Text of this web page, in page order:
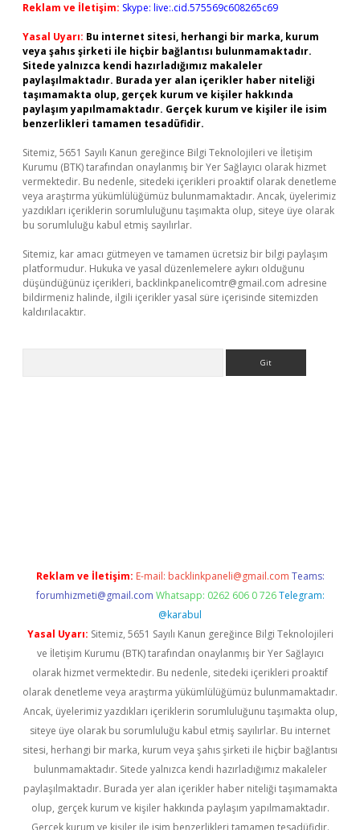
Reklam ve İletişim: Skype: live:.cid.575569c608265c69
Yasal Uyarı: Bu internet sitesi, herhangi bir marka, kurum
veya şahıs şirketi ile hiçbir bağlantısı bulunmamaktadır.
Sitede yalnızca kendi hazırladığımız makaleler
paylaşılmaktadır. Burada yer alan içerikler haber niteliği
taşımamakta olup, gerçek kurum ve kişiler hakkında
paylaşım yapılmamaktadır. Gerçek kurum ve kişiler ile isim
benzerlikleri tamamen tesadüfidir.
Sitemiz, 5651 Sayılı Kanun gereğince Bilgi Teknolojileri ve İletişim
Kurumu (BTK) tarafından onaylanmış bir Yer Sağlayıcı olarak hizmet
vermektedir. Bu nedenle, sitedeki içerikleri proaktif olarak denetleme
veya araştırma yükümlülüğümüz bulunmamaktadır. Ancak, üyelerimiz
yazdıkları içeriklerin sorumluluğunu taşımakta olup, siteye üye olarak
bu sorumluluğu kabul etmiş sayılırlar.
Sitemiz, kar amacı gütmeyen ve tamamen ücretsiz bir bilgi paylaşım
platformudur. Hukuka ve yasal düzenlemelere aykırı olduğunu
düşündüğünüz içerikleri, backlinkpanelicomtr@gmail.com adresine
bildirmeniz halinde, ilgili içerikler yasal süre içerisinde sitemizden
kaldırılacaktır.
Reklam ve İletişim: E-mail: backlinkpaneli@gmail.com Teams:
forumhizmeti@gmail.com Whatsapp: 0262 606 0 726 Telegram:
@karabul
Yasal Uyarı: Sitemiz, 5651 Sayılı Kanun gereğince Bilgi Teknolojileri
ve İletişim Kurumu (BTK) tarafından onaylanmış bir Yer Sağlayıcı
olarak hizmet vermektedir. Bu nedenle, sitedeki içerikleri proaktif
olarak denetleme veya araştırma yükümlülüğümüz bulunmamaktadır.
Ancak, üyelerimiz yazdıkları içeriklerin sorumluluğunu taşımakta olup,
siteye üye olarak bu sorumluluğu kabul etmiş sayılırlar. Bu internet
sitesi, herhangi bir marka, kurum veya şahıs şirketi ile hiçbir bağlantısı
bulunmamaktadır. Sitede yalnızca kendi hazırladığımız makaleler
paylaşılmaktadır. Burada yer alan içerikler haber niteliği taşımamakta
olup, gerçek kurum ve kişiler hakkında paylaşım yapılmamaktadır.
Gerçek kurum ve kişiler ile isim benzerlikleri tamamen tesadüfidir.